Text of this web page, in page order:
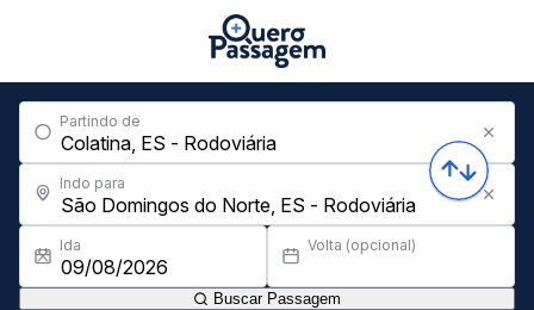
Partindo de
Indo para
Ida Volta (opcional)
Buscar Passagem